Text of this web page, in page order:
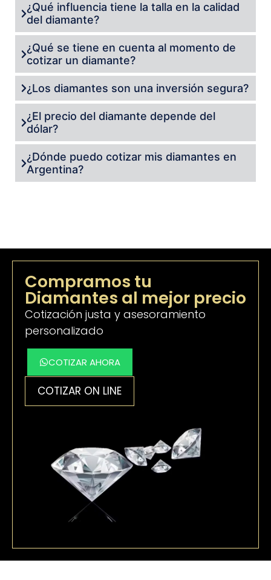
¿Qué influencia tiene la talla en la calidad
del diamante?
¿Qué se tiene en cuenta al momento de
cotizar un diamante?
¿Los diamantes son una inversión segura?
¿El precio del diamante depende del
dólar?
¿Dónde puedo cotizar mis diamantes en
Argentina?
Compramos tu
Diamantes al mejor precio
Cotización justa y asesoramiento
personalizado
COTIZAR AHORA
COTIZAR ON LINE